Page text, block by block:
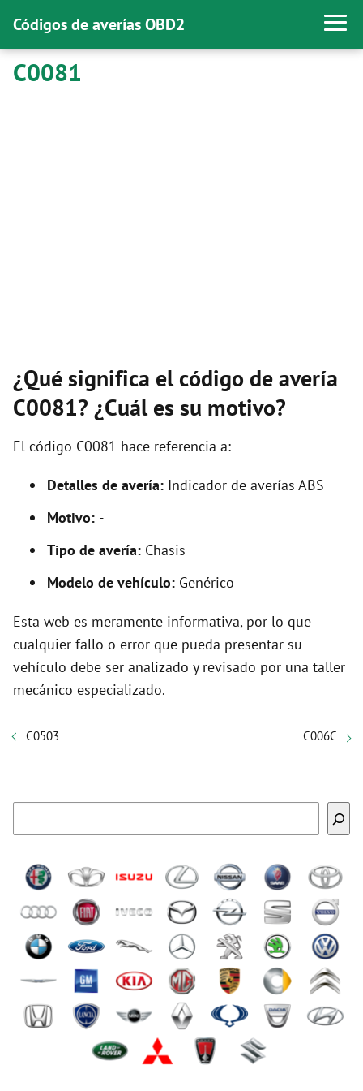
Códigos de averías OBD2
C0081
¿Qué significa el código de avería
C0081? ¿Cuál es su motivo?
El código C0081 hace referencia a:
Detalles de avería: Indicador de averías ABS
Motivo: -
Tipo de avería: Chasis
Modelo de vehículo: Genérico
Esta web es meramente informativa, por lo que
cualquier fallo o error que pueda presentar su
vehículo debe ser analizado y revisado por una taller
mecánico especializado.
C0503 C006C